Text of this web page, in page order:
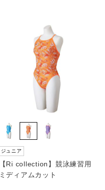
ジュニア
【Ri collection】競泳練習用
ミディアムカット